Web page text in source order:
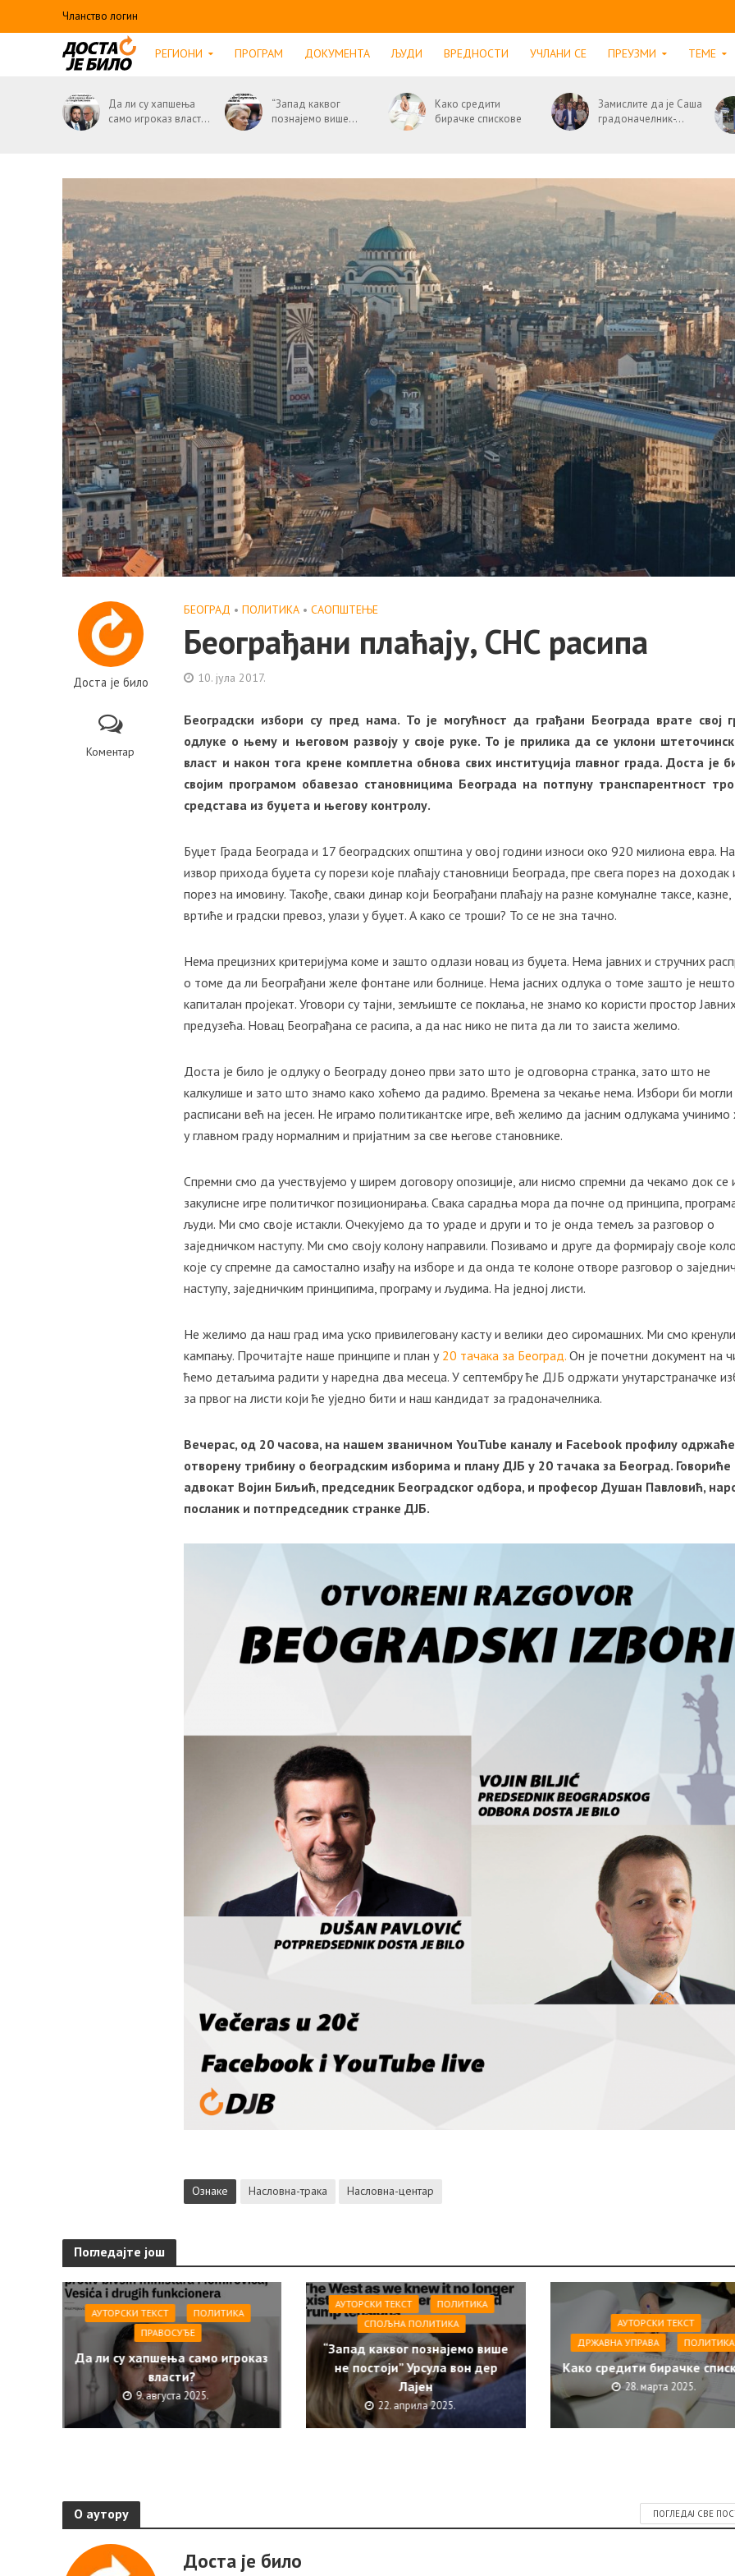
Чланство логин
РЕГИОНИ ПРОГРАМ ДОКУМЕНТА ЉУДИ ВРЕДНОСТИ УЧЛАНИ СЕ ПРЕУЗМИ ТЕМЕ
Да ли су хапшења
само игроказ власт...
“Запад каквог
познајемо више...
Како средити
бирачке спискове
Замислите да је Саша
градоначелник-...
Доста је било
Коментар
БЕОГРАД • ПОЛИТИКА • САОПШТЕЊE
Београђани плаћају, СНС расипа
10. јула 2017.
Београдски избори су пред нама. То је могућност да грађани Београда врате свој
одлуке о њему и његовом развоју у своје руке. То је прилика да се уклони
власт и након тога крене комплетна обнова свих институција главног града. Доста је
својим програмом обавезао становницима Београда на потпуну транспарентност
средстава из буџета и његову контролу.
Буџет Града Београда и 17 београдских општина у овој години износи око 920 милиона евра.
извор прихода буџета су порези које плаћају становници Београда, пре свега порез на доходак
порез на имовину. Такође, сваки динар који Београђани плаћају на разне комуналне таксе, казне,
вртиће и градски превоз, улази у буџет. А како се троши? То се не зна тачно.
Нема прецизних критеријума коме и зашто одлази новац из буџета. Нема јавних и стручних
о томе да ли Београђани желе фонтане или болнице. Нема јасних одлука о томе зашто је нешто
капиталан пројекат. Уговори су тајни, земљиште се поклања, не знамо ко користи простор
предузећа. Новац Београђана се расипа, а да нас нико не пита да ли то заиста желимо.
Доста је било је одлуку о Београду донео први зато што је одговорна странка, зато што не
калкулише и зато што знамо како хоћемо да радимо. Времена за чекање нема. Избори би
расписани већ на јесен. Не играмо политикантске игре, већ желимо да јасним одлукама
у главном граду нормалним и пријатним за све његове становнике.
Спремни смо да учествујемо у ширем договору опозиције, али нисмо спремни да чекамо док се
закулисне игре политичког позиционирања. Свака сарадња мора да почне од принципа,
људи. Ми смо своје истакли. Очекујемо да то ураде и други и то је онда темељ за разговор о
заједничком наступу. Ми смо своју колону направили. Позивамо и друге да формирају своје
које су спремне да самостално изађу на изборе и да онда те колоне отворе разговор о
наступу, заједничким принципима, програму и људима. На једној листи.
Не желимо да наш град има уско привилеговану касту и велики део сиромашних. Ми смо
кампању. Прочитајте наше принципе и план у 20 тачака за Београд. Он је почетни документ на
ћемо детаљима радити у наредна два месеца. У септембру ће ДЈБ одржати унутарстраначке
за првог на листи који ће уједно бити и наш кандидат за градоначелника.
Вечерас, од 20 часова, на нашем званичном YouTube каналу и Facebook профилу
отворену трибину о београдским изборима и плану ДЈБ у 20 тачака за Београд. Говориће
адвокат Војин Биљић, председник Београдског одбора, и професор Душан Павловић,
посланик и потпредседник странке ДЈБ.
Ознаке Насловна-трака Насловна-центар
Погледајте још
АУТОРСКИ ТЕКСТ
ПОЛИТИКА
ПРАВОСУЂЕ
Да ли су хапшења само игроказ
власти?
9. августа 2025.
АУТОРСКИ ТЕКСТ
ПОЛИТИКА
СПОЉНА ПОЛИТИКА
“Запад каквог познајемо више
не постоји” Урсула вон дер
Лајен
22. априла 2025.
АУТОРСКИ ТЕКСТ
ДРЖАВНА УПРАВА
ПОЛИТИКА
Како средити бирачке
28. марта 2025.
О аутору ПОГЛЕДАЈ СВЕ
Доста је било